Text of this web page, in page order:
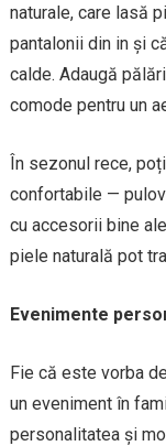
naturale, care lasă
pantalonii din in și
calde. Adaugă
comode pentru un
În sezonul rece,
confortabile —
cu accesorii bine
piele naturală pot
Evenimente
Fie că este vorba
un eveniment în
personalitatea și